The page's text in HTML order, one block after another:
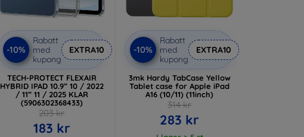
-10%
Rabatt
med
kupong
EXTRA10
TECH-PROTECT FLEXAIR
HYBRID IPAD 10.9” 10 / 2022
/ 11” 11 / 2025 KLAR
(5906302368433)
203 kr
183 kr
-10%
Rabatt
med
kupong
EXTRA10
3mk Hardy TabCase Yellow
Tablet case for Apple iPad
A16 (10/11) (11inch)
314 kr
283 kr